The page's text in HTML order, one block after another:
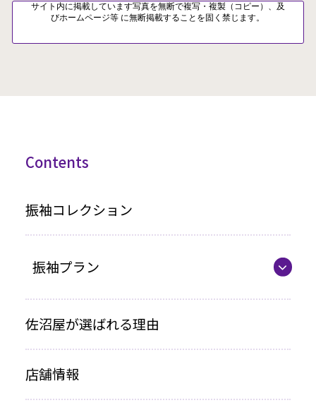
サイト内に掲載しています写真を無断で複写・複製（コピー）、及
びホームページ等 に無断掲載することを固く禁じます。
Contents
振袖コレクション
振袖プラン
レンタルプラン
お買い上げプラン
佐沼屋が選ばれる理由
店舗情報